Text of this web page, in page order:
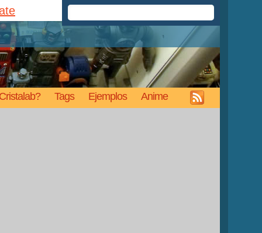
Tags Ejemplos Anime